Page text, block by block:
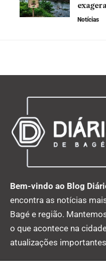
Notícias
Bem-vindo ao Blog
encontra as notícias
Bagé e região.
o que acontece na
atualizações